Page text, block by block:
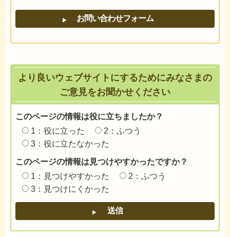
より良いウェブサイトにするためにみなさまの
ご意見をお聞かせください
このページの情報は役に立ちましたか？
1：役に立った
2：ふつう
3：役に立たなかった
このページの情報は見つけやすかったですか？
1：見つけやすかった
2：ふつう
3：見つけにくかった